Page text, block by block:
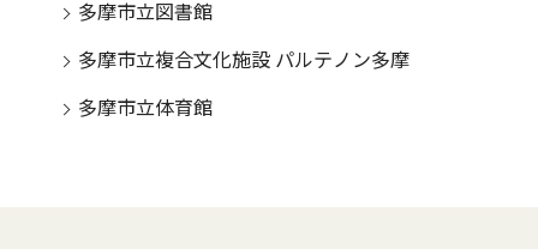
多摩市立図書館
多摩市立複合文化施設 パルテノン多摩
多摩市立体育館